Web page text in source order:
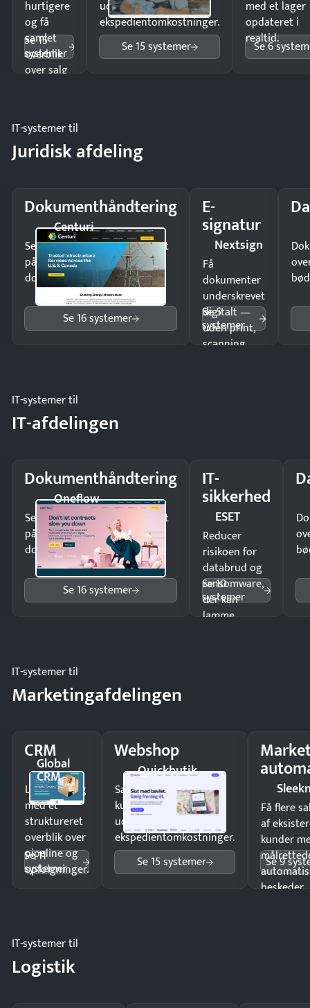
hurtigere
og få
samlet
overblik
over salg
Se 15
systemer
uden
ekspedientomkostninger.
Se 15 systemer
med et lager
opdateret i
realtid.
Se 6
IT-systemer til
Juridisk afdeling
Dokumenthåndtering
Centuri
Send kontrakter til underskrift
på minutter og mist ingen
dokumenter.
Se 16 systemer
E-
signatur
Nextsign
Få
dokumenter
underskrevet
digitalt —
uden print,
scanning
Se 5
systemer
IT-systemer til
IT-afdelingen
Dokumenthåndtering
Oneflow
Send kontrakter til underskrift
på minutter og mist ingen
dokumenter.
Se 16 systemer
IT-
sikkerhed
ESET
Reducer
risikoen for
databrud og
ransomware,
der kan
lamme
Se 10
systemer
IT-systemer til
Marketingafdelingen
CRM
Global
CRM
Luk flere salg
med et
struktureret
overblik over
pipeline og
opfølgninger.
Se 11
systemer
Webshop
Quickbutik
Sælg produkter 24/7 til
kunder i hele landet
uden
ekspedientomkostninger.
Se 15 systemer
Få flere
af
kunder
beskeder.
Se 9
IT-systemer til
Logistik